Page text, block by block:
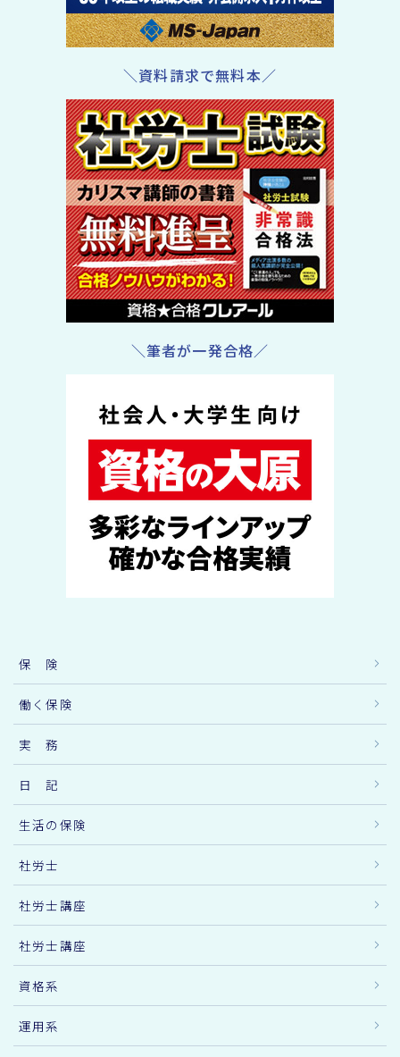
＼資料請求で無料本／
＼筆者が一発合格／
保 険
働く保険
実 務
日 記
生活の保険
社労士
社労士講座
社労士講座
資格系
運用系